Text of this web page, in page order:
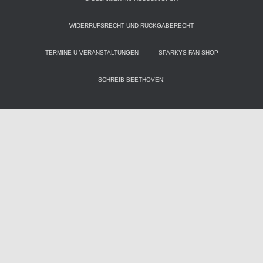
WIDERRUFSRECHT UND RÜCKGABERECHT
TERMINE U VERANSTALTUNGEN SPARKYS FAN-SHOP
SCHREIB BEETHOVEN!